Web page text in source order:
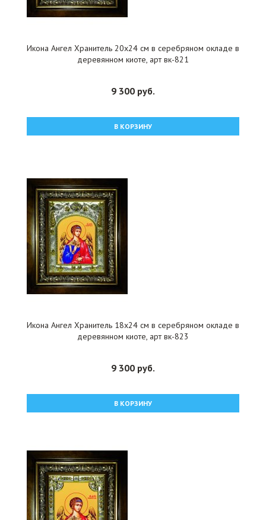
Икона Ангел Хранитель 20x24 см в серебряном окладе в
деревянном киоте, арт вк-821
9 300 руб.
В КОРЗИНУ
Икона Ангел Хранитель 18x24 см в серебряном окладе в
деревянном киоте, арт вк-823
9 300 руб.
В КОРЗИНУ